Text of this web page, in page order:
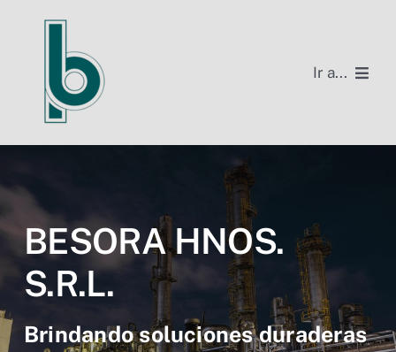
Ir a...
Home
Nosotros
Información impositiva
Contacto
BESORA HNOS.
S.R.L.
Brindando soluciones duraderas